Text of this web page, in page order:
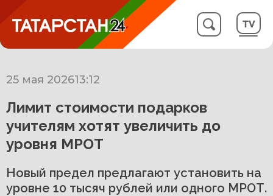
25 мая 202613:12
Лимит стоимости подарков
учителям хотят увеличить до
уровня МРОТ
Новый предел предлагают установить на
уровне 10 тысяч рублей или одного МРОТ.